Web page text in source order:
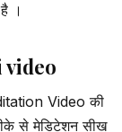
।
Video की
से मेडिटेशन सीख